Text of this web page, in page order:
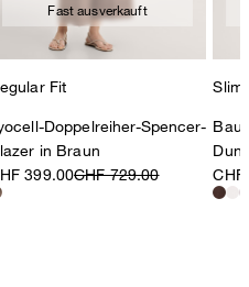
Fast ausverkauft
Fit
Doppelreiher-Spencer-
in Braun
399.00CHF 729.00
Slim